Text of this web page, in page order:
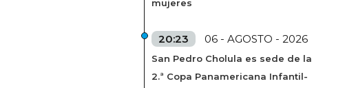
mujeres
20:23 06 - AGOSTO - 2026
San Pedro Cholula es sede de la
2.ª Copa Panamericana Infantil-